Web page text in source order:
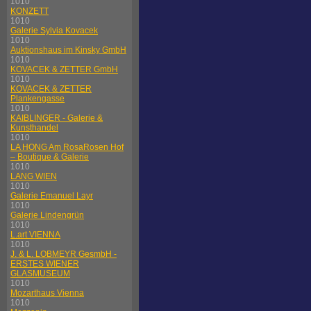
KONZETT
1010
Galerie Sylvia Kovacek
1010
Auktionshaus im Kinsky GmbH
1010
KOVACEK & ZETTER GmbH
1010
KOVACEK & ZETTER
Plankengasse
1010
KAIBLINGER - Galerie &
Kunsthandel
1010
LA HONG Am RosaRosen Hof
– Boutique & Galerie
1010
LANG WIEN
1010
Galerie Emanuel Layr
1010
Galerie Lindengrün
1010
L.art VIENNA
1010
J. & L. LOBMEYR GesmbH -
ERSTES WIENER
GLASMUSEUM
1010
Mozarthaus Vienna
1010